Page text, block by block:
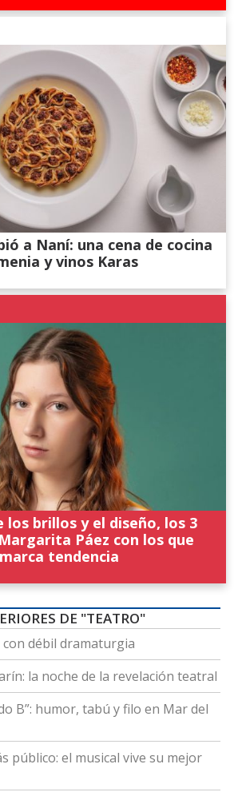
a Naní: una cena de cocina
y vinos Karas
los brillos y el diseño, los 3
Páez con los que
marca tendencia
DE "TEATRO"
débil dramaturgia
la noche de la revelación teatral
B”: humor, tabú y filo en Mar del
público: el musical vive su mejor